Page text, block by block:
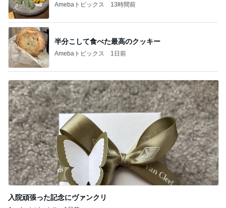
Amebaトピックス 13時間前
半分こして食べた最高のクッキー
Amebaトピックス 1日前
入院頑張った記念にヴァンクリ